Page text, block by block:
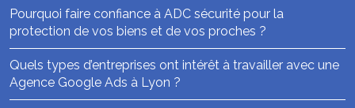
Pourquoi faire confiance à ADC sécurité pour la
protection de vos biens et de vos proches ?
Quels types d’entreprises ont intérêt à travailler avec une
Agence Google Ads à Lyon ?